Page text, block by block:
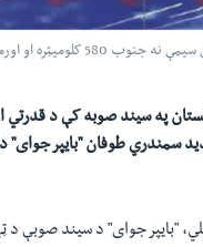
کلوميټره ختيځ پله لرې دی
په سيند صوبه کې د قدرتي
سمندري طوفان "بايپر
جوای" د سيند صوبې د ټهټې سيمې نه جنوب